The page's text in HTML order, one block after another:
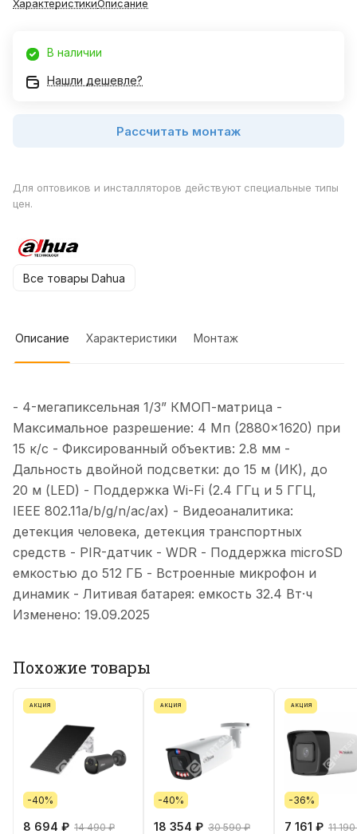
ХарактеристикиОписание
В наличии
Нашли дешевле?
Рассчитать монтаж
Для оптовиков и инсталляторов действуют специальные типы
цен.
Все товары Dahua
Описание Характеристики Монтаж
- 4-мегапиксельная 1/3” КМОП-матрица -
Максимальное разрешение: 4 Мп (2880×1620) при
15 к/с - Фиксированный объектив: 2.8 мм -
Дальность двойной подсветки: до 15 м (ИК), до
20 м (LED) - Поддержка Wi-Fi (2.4 ГГц и 5 ГГЦ,
IEEE 802.11a/b/g/n/ac/ax) - Видеоаналитика:
детекция человека, детекция транспортных
средств - PIR-датчик - WDR - Поддержка microSD
емкостью до 512 ГБ - Встроенные микрофон и
динамик - Литивая батарея: емкость 32.4 Вт·ч
Изменено: 19.09.2025
Похожие товары
АКЦИЯ
-40%
8 694 ₽ 14 490 ₽
АКЦИЯ
-40%
18 354 ₽ 30 590 ₽
АКЦИЯ
-36%
7 161 ₽ 11